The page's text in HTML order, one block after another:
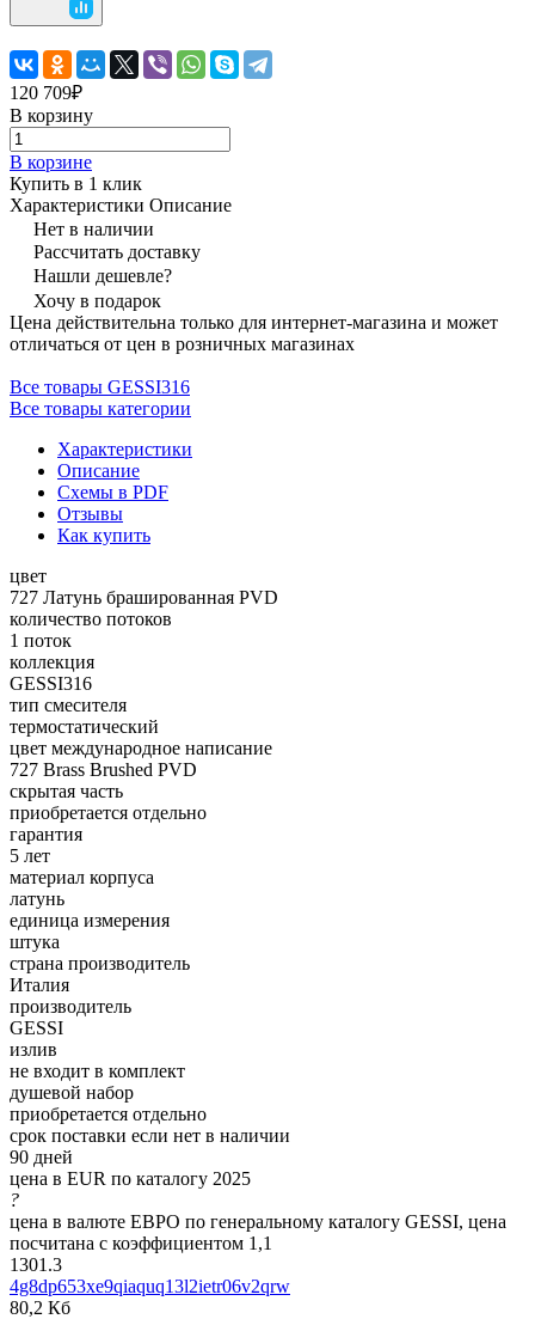
120 709₽
В корзину
В корзине
Купить в 1 клик
Характеристики Описание
Нет в наличии
Рассчитать доставку
Нашли дешевле?
Хочу в подарок
Цена действительна только для интернет-магазина и может
отличаться от цен в розничных магазинах
Все товары GESSI316
Все товары категории
Характеристики
Описание
Схемы в PDF
Отзывы
Как купить
цвет
727 Латунь брашированная PVD
количество потоков
1 поток
коллекция
GESSI316
тип смесителя
термостатический
цвет международное написание
727 Brass Brushed PVD
скрытая часть
приобретается отдельно
гарантия
5 лет
материал корпуса
латунь
единица измерения
штука
страна производитель
Италия
производитель
GESSI
излив
не входит в комплект
душевой набор
приобретается отдельно
срок поставки если нет в наличии
90 дней
цена в EUR по каталогу 2025
?
цена в валюте ЕВРО по генеральному каталогу GESSI, цена
посчитана с коэффициентом 1,1
1301.3
4g8dp653xe9qiaquq13l2ietr06v2qrw
80,2 Кб